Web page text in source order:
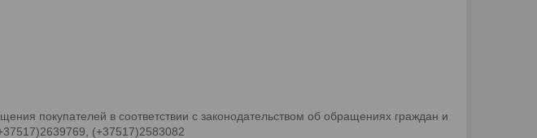
покупателей в соответствии с законодательством об обращениях граждан и
(+37517)2583082